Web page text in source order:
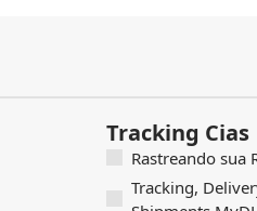
Tracking Cias
Rastreando sua
Tracking,